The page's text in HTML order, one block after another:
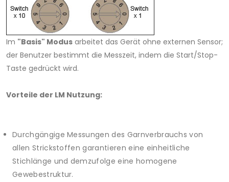
Im "Basis" Modus arbeitet das Gerät ohne externen Sensor;
der Benutzer bestimmt die Messzeit, indem die Start/Stop-
Taste gedrückt wird.
Vorteile der LM Nutzung:
Durchgängige Messungen des Garnverbrauchs von
allen Strickstoffen garantieren eine einheitliche
Stichlänge und demzufolge eine homogene
Gewebestruktur.